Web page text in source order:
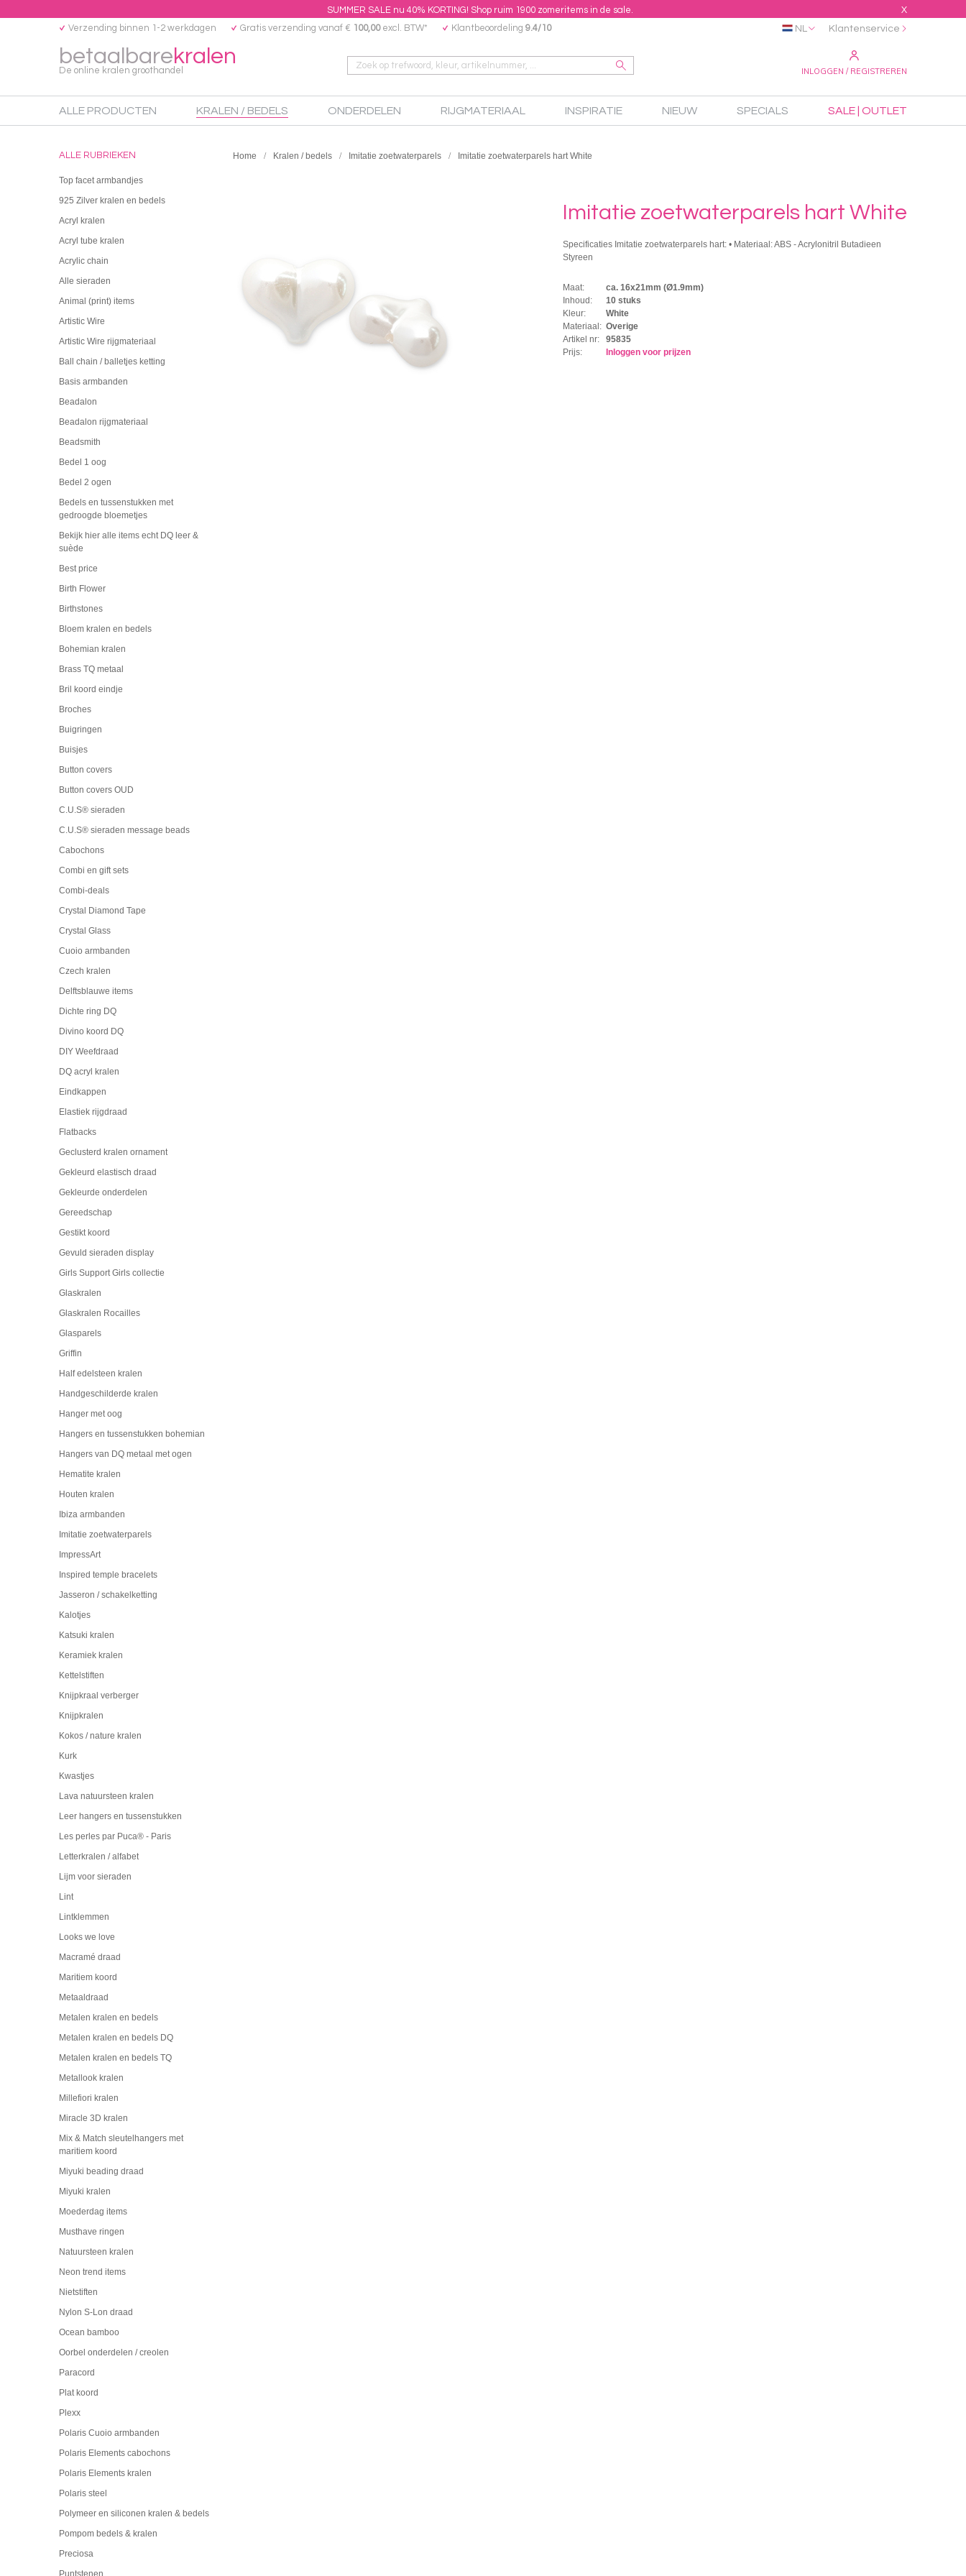
SUMMER SALE nu 40% KORTING! Shop ruim 1900 zomeritems in de sale. X
betaalbarekralen
De online kralen groothandel
Verzending binnen 1-2 werkdagen Gratis verzending vanaf € 100,00excl. BTW* Klantbeoordeling 9.4/10
INLOGGEN / REGISTREREN
NL Klantenservice
ALLE PRODUCTEN KRALEN / BEDELS ONDERDELEN RIJGMATERIAAL INSPIRATIE NIEUW SPECIALS SALE | OUTLET
ALLE RUBRIEKEN
Top facet armbandjes
925 Zilver kralen en bedels
Acryl kralen
Acryl tube kralen
Acrylic chain
Alle sieraden
Animal (print) items
Artistic Wire
Artistic Wire rijgmateriaal
Ball chain / balletjes ketting
Basis armbanden
Beadalon
Beadalon rijgmateriaal
Beadsmith
Bedel 1 oog
Bedel 2 ogen
Bedels en tussenstukken met
gedroogde bloemetjes
Bekijk hier alle items echt DQ leer &
suède
Best price
Birth Flower
Birthstones
Bloem kralen en bedels
Bohemian kralen
Brass TQ metaal
Bril koord eindje
Broches
Buigringen
Buisjes
Button covers
Button covers OUD
C.U.S® sieraden
C.U.S® sieraden message beads
Cabochons
Combi en gift sets
Combi-deals
Crystal Diamond Tape
Crystal Glass
Cuoio armbanden
Czech kralen
Delftsblauwe items
Dichte ring DQ
Divino koord DQ
DIY Weefdraad
DQ acryl kralen
Eindkappen
Elastiek rijgdraad
Flatbacks
Geclusterd kralen ornament
Gekleurd elastisch draad
Gekleurde onderdelen
Gereedschap
Gestikt koord
Gevuld sieraden display
Girls Support Girls collectie
Glaskralen
Glaskralen Rocailles
Glasparels
Griffin
Half edelsteen kralen
Handgeschilderde kralen
Hanger met oog
Hangers en tussenstukken bohemian
Hangers van DQ metaal met ogen
Hematite kralen
Houten kralen
Ibiza armbanden
Imitatie zoetwaterparels
ImpressArt
Inspired temple bracelets
Jasseron / schakelketting
Kalotjes
Katsuki kralen
Keramiek kralen
Kettelstiften
Knijpkraal verberger
Knijpkralen
Kokos / nature kralen
Kurk
Kwastjes
Lava natuursteen kralen
Leer hangers en tussenstukken
Les perles par Puca® - Paris
Letterkralen / alfabet
Lijm voor sieraden
Lint
Lintklemmen
Looks we love
Macramé draad
Maritiem koord
Metaaldraad
Metalen kralen en bedels
Metalen kralen en bedels DQ
Metalen kralen en bedels TQ
Metallook kralen
Millefiori kralen
Miracle 3D kralen
Mix & Match sleutelhangers met
maritiem koord
Miyuki beading draad
Miyuki kralen
Moederdag items
Musthave ringen
Natuursteen kralen
Neon trend items
Nietstiften
Nylon S-Lon draad
Ocean bamboo
Oorbel onderdelen / creolen
Paracord
Plat koord
Plexx
Polaris Cuoio armbanden
Polaris Elements cabochons
Polaris Elements kralen
Polaris steel
Polymeer en siliconen kralen & bedels
Pompom bedels & kralen
Preciosa
Puntstenen
Home Kralen / bedels Imitatie zoetwaterparels Imitatie zoetwaterparels hart White
Imitatie zoetwaterparels hart White
Specificaties Imitatie zoetwaterparels hart: • Materiaal: ABS - Acrylonitril Butadieen
Styreen
Maat:
ca. 16x21mm (Ø1.9mm)
Inhoud:
10 stuks
Kleur:
White
Materiaal: Overige
Artikel nr:
95835
Prijs:
Inloggen voor prijzen